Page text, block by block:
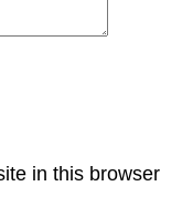
in this browser